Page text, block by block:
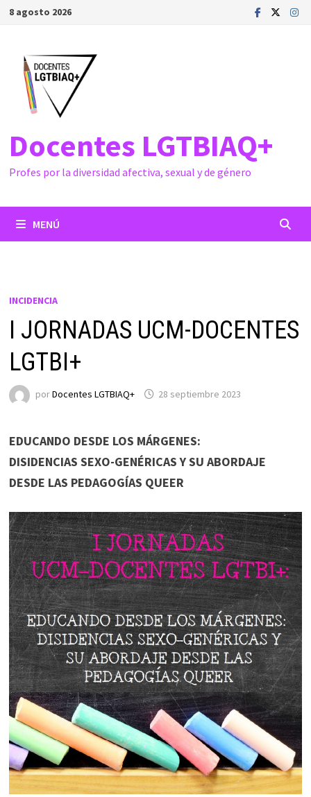
Saltar
8 agosto 2026
Docentes LGTBIAQ+
Profes por la diversidad afectiva, sexual y de género
MENÚ
INCIDENCIA
I JORNADAS UCM-DOCENTES
LGTBI+
porDocentes LGTBIAQ+ 28 septiembre 2023
EDUCANDO DESDE LOS MÁRGENES:
DISIDENCIAS SEXO-GENÉRICAS Y SU ABORDAJE
DESDE LAS PEDAGOGÍAS QUEER